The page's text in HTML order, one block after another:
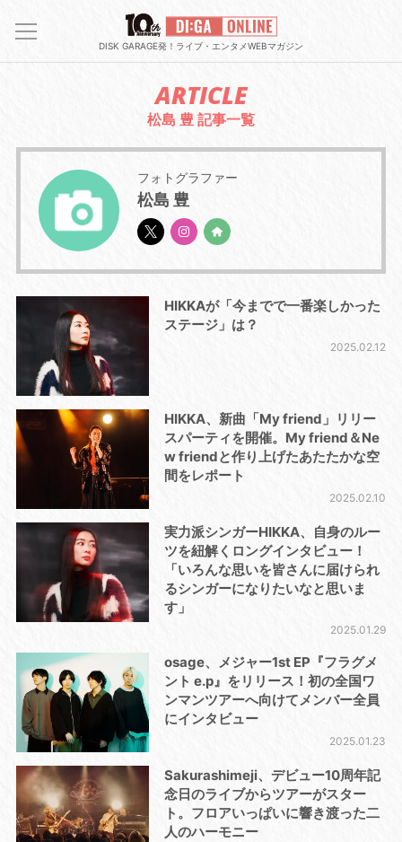
DISK GARAGE発！ライブ・エンタメWEBマガジン
ARTICLE
松島 豊 記事一覧
フォトグラファー
松島 豊
HIKKAが「今までで一番楽しかった
ステージ」は？
2025.02.12
HIKKA、新曲「My friend」リリー
スパーティを開催。My friend＆Ne
w friendと作り上げたあたたかな空
間をレポート
2025.02.10
実力派シンガーHIKKA、自身のルー
ツを紐解くロングインタビュー！
「いろんな思いを皆さんに届けられ
るシンガーになりたいなと思いま
す」
2025.01.29
osage、メジャー1st EP『フラグメ
ント e.p』をリリース！初の全国ワ
ンマンツアーへ向けてメンバー全員
にインタビュー
2025.01.23
Sakurashimeji、デビュー10周年記
念日のライブからツアーがスター
ト。フロアいっぱいに響き渡った二
人のハーモニー